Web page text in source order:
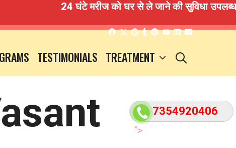
">
7354920406
24 घंटे मरीज को घर से ले जाने की सुविधा उपलब्ध है
TESTIMONIALS TREATMENT